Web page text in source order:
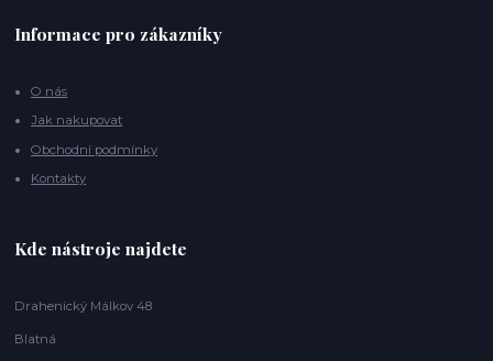
Informace pro zákazníky
O nás
Jak nakupovat
Obchodní podmínky
Kontakty
Kde nástroje najdete
Drahenický Málkov 48
Blatná